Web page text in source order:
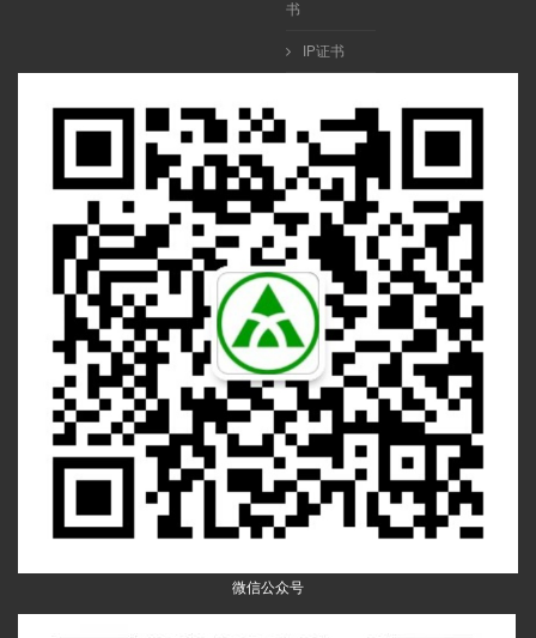
书
IP证书
微信公众号